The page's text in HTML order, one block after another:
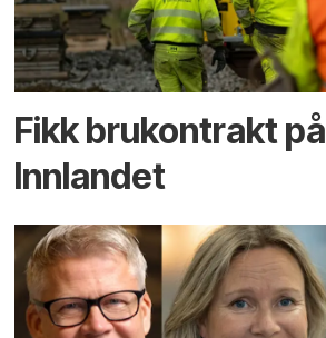
Fikk brukontrakt på
Innlandet